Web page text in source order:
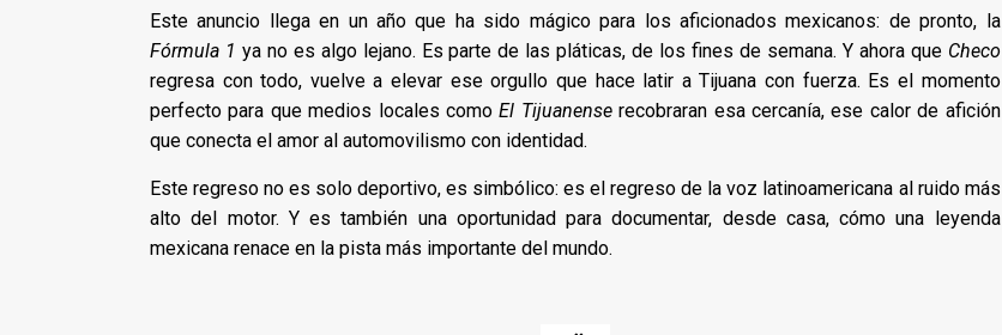
Este anuncio llega en un año que ha sido mágico para los aficionados mexicanos: de pronto, la
Fórmula 1 ya no es algo lejano. Es parte de las pláticas, de los fines de semana. Y ahora que Checo
regresa con todo, vuelve a elevar ese orgullo que hace latir a Tijuana con fuerza. Es el momento
perfecto para que medios locales comoEl Tijuanenserecobraran esa cercanía, ese calor de afición
que conecta el amor al automovilismo con identidad.
Este regreso no es solo deportivo, es simbólico: es el regreso de la voz latinoamericana al ruido más
alto del motor. Y es también una oportunidad para documentar, desde casa, cómo una leyenda
mexicana renace en la pista más importante del mundo.